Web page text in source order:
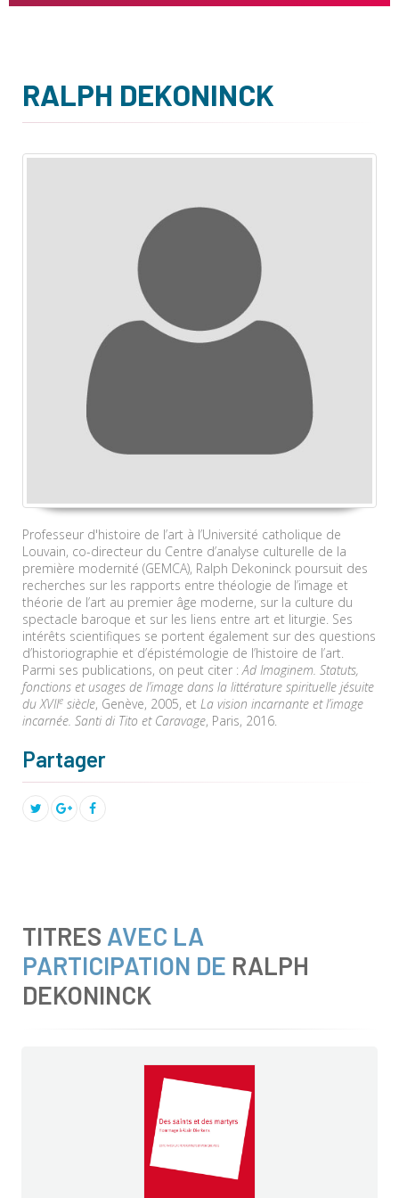
RALPH DEKONINCK
Professeur d'histoire de l’art à l’Université catholique de
Louvain, co-directeur du Centre d’analyse culturelle de la
première modernité (GEMCA), Ralph Dekoninck poursuit des
recherches sur les rapports entre théologie de l’image et
théorie de l’art au premier âge moderne, sur la culture du
spectacle baroque et sur les liens entre art et liturgie. Ses
intérêts scientifiques se portent également sur des questions
d’historiographie et d’épistémologie de l’histoire de l’art.
Parmi ses publications, on peut citer :Ad Imaginem. Statuts,
fonctions et usages de l’image dans la littérature spirituelle jésuite
du XVIIe siècle, Genève, 2005, et La vision incarnante et l’image
incarnée. Santi di Tito et Caravage, Paris, 2016.
Partager
TITRES AVEC LA
PARTICIPATION DE RALPH
DEKONINCK
Problèmes d'histoire des religions